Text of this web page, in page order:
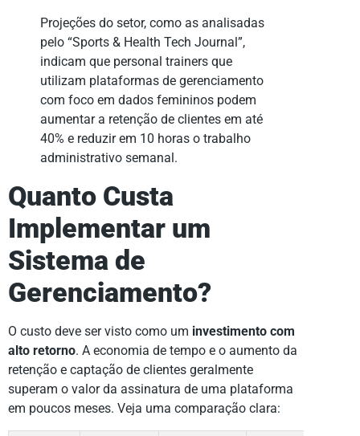
Projeções do setor, como as analisadas
pelo “Sports & Health Tech Journal”,
indicam que personal trainers que
utilizam plataformas de gerenciamento
com foco em dados femininos podem
aumentar a retenção de clientes em até
40% e reduzir em 10 horas o trabalho
administrativo semanal.
Quanto Custa
Implementar um
Sistema de
Gerenciamento?
O custo deve ser visto como um investimento com
alto retorno. A economia de tempo e o aumento da
retenção e captação de clientes geralmente
superam o valor da assinatura de uma plataforma
em poucos meses. Veja uma comparação clara: